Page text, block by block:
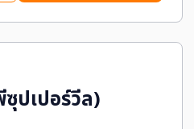
ปเปอร์วีล)